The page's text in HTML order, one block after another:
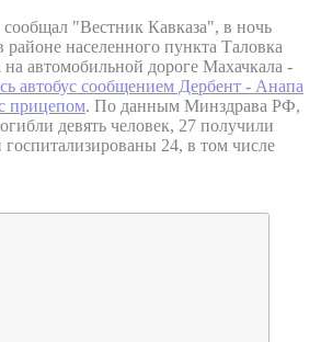
"Вестник Кавказа", в ночь
районе населенного пункта Таловка
автомобильной дороге Махачкала -
автобус сообщением Дербент - Анапа
прицепом. По данным Минздрава РФ,
девять человек, 27 получили
24, в том числе